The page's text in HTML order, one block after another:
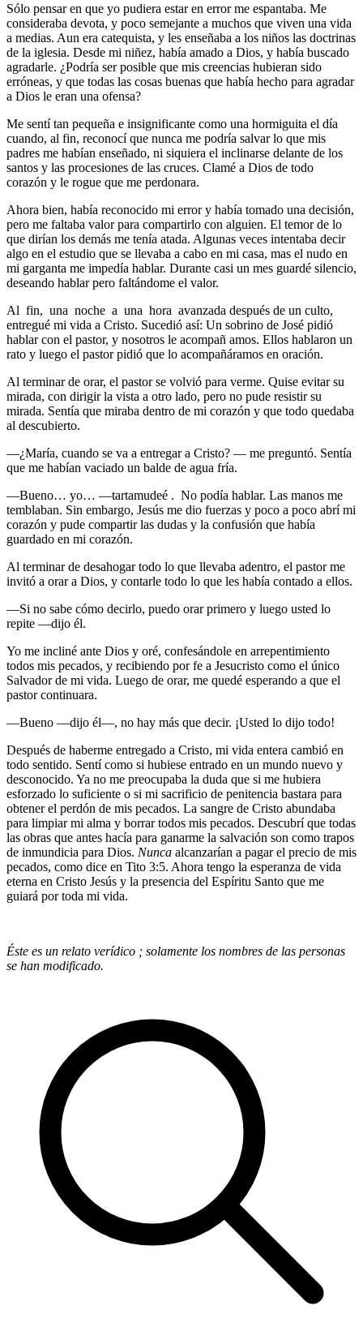
Sólo pensar en que yo pudiera estar en error me espantaba. Me
consideraba devota, y poco semejante a muchos que viven una vida
a medias. Aun era catequista, y les enseñaba a los niños las doctrinas
de la iglesia. Desde mi niñez, había amado a Dios, y había buscado
agradarle. ¿Podría ser posible que mis creencias hubieran sido
erróneas, y que todas las cosas buenas que había hecho para agradar
a Dios le eran una ofensa?
Me sentí tan pequeña e insignificante como una hormiguita el día
cuando, al fin, reconocí que nunca me podría salvar lo que mis
padres me habían enseñado, ni siquiera el inclinarse delante de los
santos y las procesiones de las cruces. Clamé a Dios de todo
corazón y le rogue que me perdonara.
Ahora bien, había reconocido mi error y había tomado una decisión,
pero me faltaba valor para compartirlo con alguien. El temor de lo
que dirían los demás me tenía atada. Algunas veces intentaba decir
algo en el estudio que se llevaba a cabo en mi casa, mas el nudo en
mi garganta me impedía hablar. Durante casi un mes guardé silencio,
deseando hablar pero faltándome el valor.
Al fin, una noche a una hora avanzada después de un culto,
entregué mi vida a Cristo. Sucedió así: Un sobrino de José pidió
hablar con el pastor, y nosotros le acompañ amos. Ellos hablaron un
rato y luego el pastor pidió que lo acompañáramos en oración.
Al terminar de orar, el pastor se volvió para verme. Quise evitar su
mirada, con dirigir la vista a otro lado, pero no pude resistir su
mirada. Sentía que miraba dentro de mi corazón y que todo quedaba
al descubierto.
—¿María, cuando se va a entregar a Cristo? — me preguntó. Sentía
que me habían vaciado un balde de agua fría.
—Bueno… yo… —tartamudeé . No podía hablar. Las manos me
temblaban. Sin embargo, Jesús me dio fuerzas y poco a poco abrí mi
corazón y pude compartir las dudas y la confusión que había
guardado en mi corazón.
Al terminar de desahogar todo lo que llevaba adentro, el pastor me
invitó a orar a Dios, y contarle todo lo que les había contado a ellos.
—Si no sabe cómo decirlo, puedo orar primero y luego usted lo
repite —dijo él.
Yo me incliné ante Dios y oré, confesándole en arrepentimiento
todos mis pecados, y recibiendo por fe a Jesucristo como el único
Salvador de mi vida. Luego de orar, me quedé esperando a que el
pastor continuara.
—Bueno —dijo él—, no hay más que decir. ¡Usted lo dijo todo!
Después de haberme entregado a Cristo, mi vida entera cambió en
todo sentido. Sentí como si hubiese entrado en un mundo nuevo y
desconocido. Ya no me preocupaba la duda que si me hubiera
esforzado lo suficiente o si mi sacrificio de penitencia bastara para
obtener el perdón de mis pecados. La sangre de Cristo abundaba
para limpiar mi alma y borrar todos mis pecados. Descubrí que todas
las obras que antes hacía para ganarme la salvación son como trapos
de inmundicia para Dios. Nunca alcanzarían a pagar el precio de mis
pecados, como dice en Tito 3:5. Ahora tengo la esperanza de vida
eterna en Cristo Jesús y la presencia del Espíritu Santo que me
guiará por toda mi vida.
Éste es un relato verídico ; solamente los nombres de las personas
se han modificado.